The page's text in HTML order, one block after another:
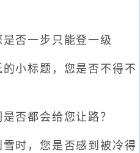
否一步只能登一级
小标题，您是否不得不
都会给您让路？
时，您是否感到被冷得